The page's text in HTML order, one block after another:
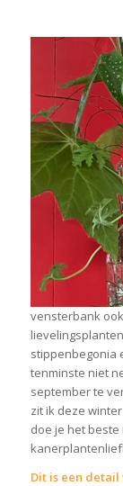
vensterbank
stippenbegonia
tenminste niet
september te
zit ik deze
doe je het
Dit is een detail